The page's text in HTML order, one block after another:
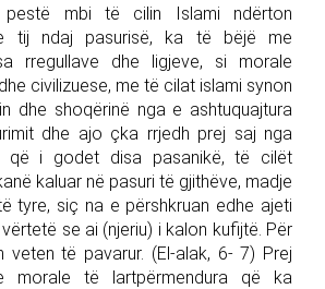
mbi të cilin Islami ndërton
e tij ndaj pasurisë, ka të bëjë me
rregullave dhe ligjeve, si morale
civilizuese, me të cilat islami synon
dhe shoqërinë nga e ashtuquajtura
dhe ajo çka rrjedh prej saj nga
që i godet disa pasanikë, të cilët
kaluar në pasuri të gjithëve, madje
tyre, siç na e përshkruan edhe ajeti
se ai (njeriu) i kalon kufijtë. Për
veten të pavarur. (El-alak, 6- 7) Prej
morale të lartpërmendura që ka